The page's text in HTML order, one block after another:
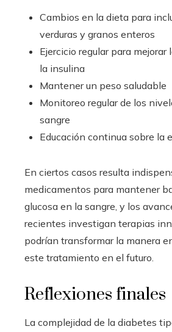
Cambios en la dieta para
verduras y granos enteros
Ejercicio regular para
la insulina
Mantener un peso saludable
Monitoreo regular de los
sangre
Educación continua sobre la
En ciertos casos resulta
medicamentos para mantener
glucosa en la sangre, y los
recientes investigan terapias
podrían transformar la manera
este tratamiento en el futuro.
Reflexiones finales
La complejidad de la diabetes